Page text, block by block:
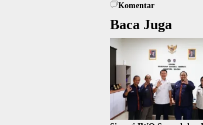
Komentar
Baca Juga